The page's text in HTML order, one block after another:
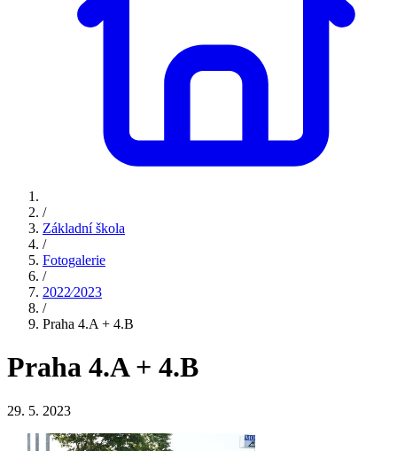
/
Základní škola
/
Fotogalerie
/
2022⁄2023
/
Praha 4.A + 4.B
Praha 4.A + 4.B
29. 5. 2023